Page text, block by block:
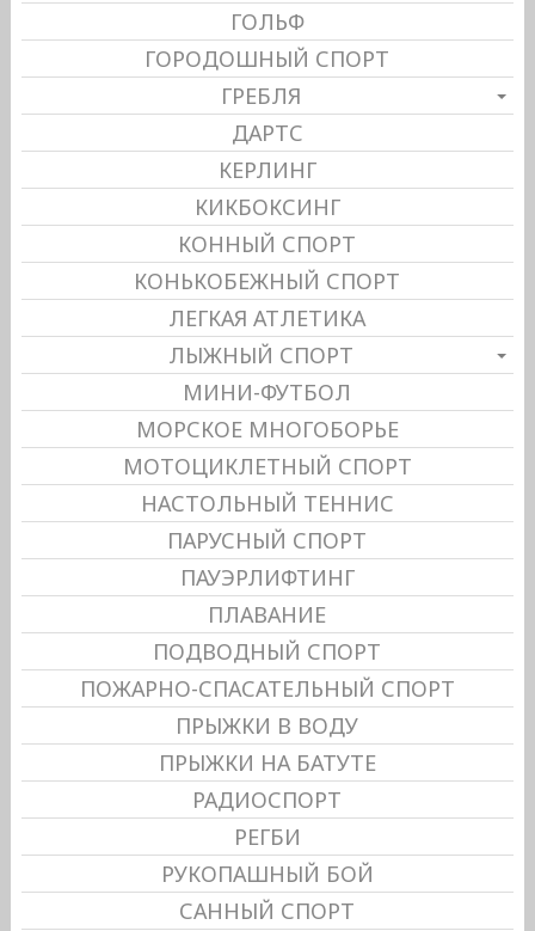
ГОЛЬФ
ГОРОДОШНЫЙ СПОРТ
ГРЕБЛЯ
ДАРТС
КЕРЛИНГ
КИКБОКСИНГ
КОННЫЙ СПОРТ
КОНЬКОБЕЖНЫЙ СПОРТ
ЛЕГКАЯ АТЛЕТИКА
ЛЫЖНЫЙ СПОРТ
МИНИ-ФУТБОЛ
МОРСКОЕ МНОГОБОРЬЕ
МОТОЦИКЛЕТНЫЙ СПОРТ
НАСТОЛЬНЫЙ ТЕННИС
ПАРУСНЫЙ СПОРТ
ПАУЭРЛИФТИНГ
ПЛАВАНИЕ
ПОДВОДНЫЙ СПОРТ
ПОЖАРНО-СПАСАТЕЛЬНЫЙ СПОРТ
ПРЫЖКИ В ВОДУ
ПРЫЖКИ НА БАТУТЕ
РАДИОСПОРТ
РЕГБИ
РУКОПАШНЫЙ БОЙ
САННЫЙ СПОРТ